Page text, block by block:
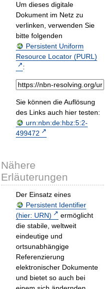
Um dieses digitale
Dokument im Netz zu
verlinken, verwenden Sie
bitte folgenden
Persistent Uniform
Resource Locator (PURL)
:
Sie können die Auflösung
des Links auch hier testen:
urn:nbn:de:hbz:5:2-
499472
Nähere
Erläuterungen
Der Einsatz eines
Persistent Identifier
(hier: URN)
ermöglicht
die stabile, weltweit
eindeutige und
ortsunabhängige
Referenzierung
elektronischer Dokumente
und bietet so auch bei